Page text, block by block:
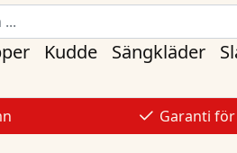
Kudde Sängkläder
Garanti